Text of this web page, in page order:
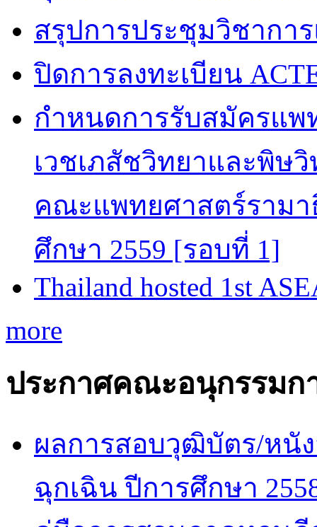
สรุปการประชุมวิชากา
ปิดการลงทะเบียน
กำหนดการรับสมัครแพ
เวชเภสัชวิทยาและพิษวิ
คณะแพทยศาสตร์รามา
ศึกษา 2559 [รอบที่ 1]
Thailand hosted 1st
more
ประกาศคณะอนุกรรมก
ผลการสอบวุฒิบัตร/หนั
ฉุกเฉิน ปีการศึกษา